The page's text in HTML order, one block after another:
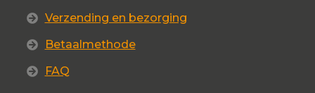
Verzending en bezorging
Betaalmethode
FAQ